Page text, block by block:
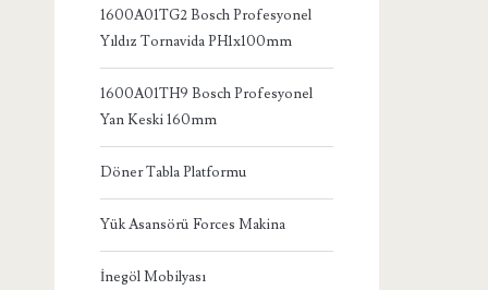
1600A01TG2 Bosch Profesyonel
Yıldız Tornavida PH1x100mm
1600A01TH9 Bosch Profesyonel
Yan Keski 160mm
Döner Tabla Platformu
Yük Asansörü Forces Makina
İnegöl Mobilyası